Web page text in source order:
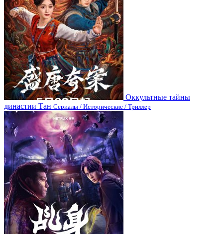
Оккультные тайны
династии Тан Сериалы / Исторические / Триллер